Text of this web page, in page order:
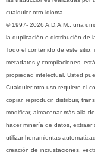
cualquier otro idioma.
© 1997- 2026 A.D.A.M., una
la duplicación o distribución de
Todo el contenido de este sitio,
metadatos y compilaciones,
propiedad intelectual. Usted
Cualquier otro uso requiere el
copiar, reproducir, distribuir,
modificar, almacenar más allá
hacer minería de datos,
utilizar herramientas
creación de incrustaciones,